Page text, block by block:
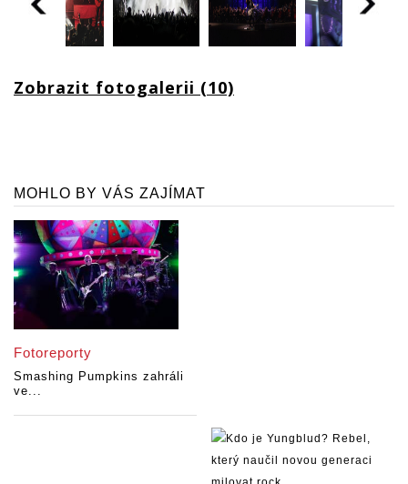
Zobrazit fotogalerii (10)
MOHLO BY VÁS ZAJÍMAT
Fotoreporty
Smashing Pumpkins zahráli
ve...